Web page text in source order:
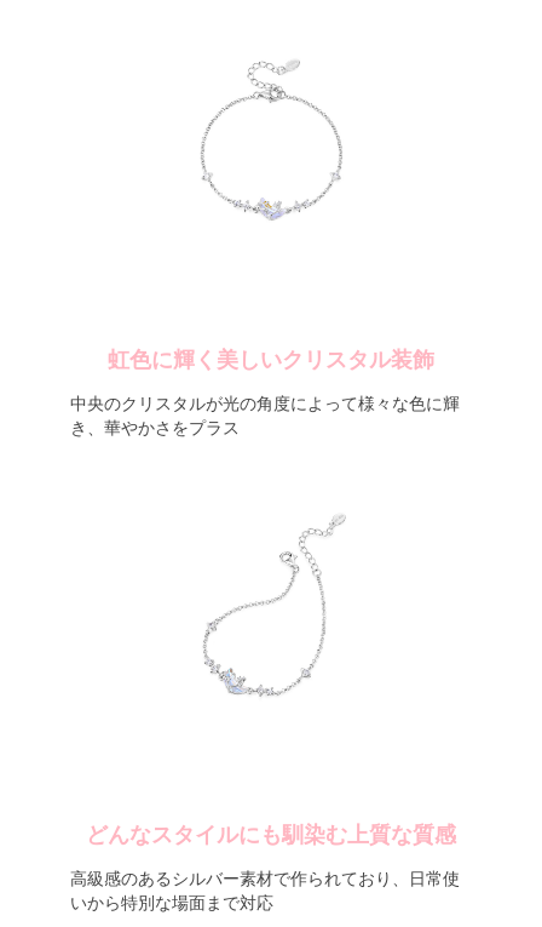
虹色に輝く美しいクリスタル装飾
中央のクリスタルが光の角度によって様々な色に輝
き、華やかさをプラス
どんなスタイルにも馴染む上質な質感
高級感のあるシルバー素材で作られており、日常使
いから特別な場面まで対応